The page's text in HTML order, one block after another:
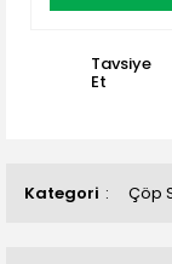
Kategori Çöp
Tavsiye
Et